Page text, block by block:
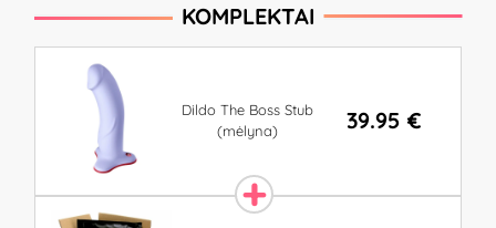
KOMPLEKTAI
Dildo The Boss Stub
(mėlyna)
39.95 €